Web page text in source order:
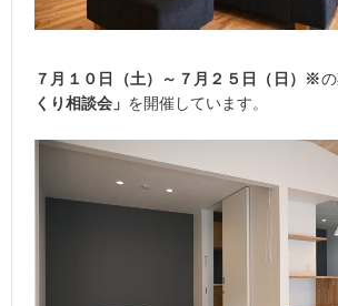
７月１０日（土）～７月２５日（日）※の
くり相談会」 を開催しています。